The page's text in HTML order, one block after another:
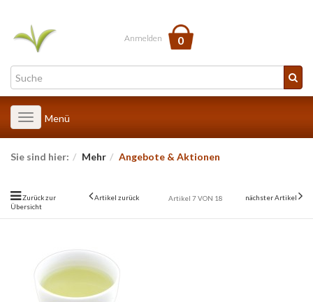
Anmelden 0
Toggle
navigation
Menü
Sie sind hier: Mehr Angebote & Aktionen
Zurück zur
Übersicht
Artikel zurück Artikel 7 VON 18 nächster Artikel